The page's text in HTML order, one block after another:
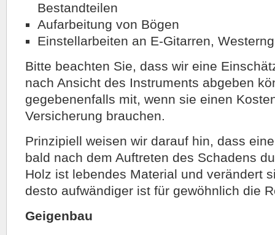
Bestandteilen
Aufarbeitung von Bögen
Einstellarbeiten an E-Gitarren,
Bitte beachten Sie, dass wir eine
nach Ansicht des Instruments abgeben
gegebenenfalls mit, wenn sie einen
Versicherung brauchen.
Prinzipiell weisen wir darauf hin, dass
bald nach dem Auftreten des Schadens
Holz ist lebendes Material und verändert
desto aufwändiger ist für gewöhnlich die
Geigenbau